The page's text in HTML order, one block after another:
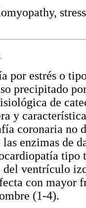
por estrés o
precipitado
de
y
coronaria no
enzimas de
tipo
ventrículo
con mayor
(1-4).